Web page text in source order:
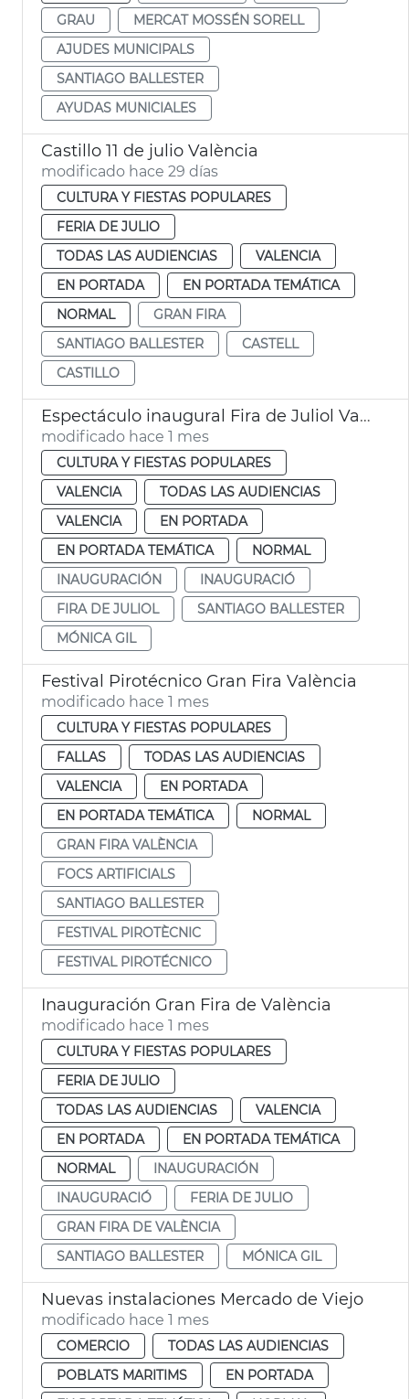
GRAU
MERCAT MOSSÉN SORELL
AJUDES MUNICIPALS
SANTIAGO BALLESTER
AYUDAS MUNICIALES
Castillo 11 de julio València
modificado hace 29 días
CULTURA Y FIESTAS POPULARES
FERIA DE JULIO
TODAS LAS AUDIENCIAS
VALENCIA
EN PORTADA
EN PORTADA TEMÁTICA
NORMAL
GRAN FIRA
SANTIAGO BALLESTER
CASTELL
CASTILLO
Espectáculo inaugural Fira de Juliol València
modificado hace 1 mes
CULTURA Y FIESTAS POPULARES
VALENCIA
TODAS LAS AUDIENCIAS
VALENCIA
EN PORTADA
EN PORTADA TEMÁTICA
NORMAL
INAUGURACIÓN
INAUGURACIÓ
FIRA DE JULIOL
SANTIAGO BALLESTER
MÓNICA GIL
Festival Pirotécnico Gran Fira València
modificado hace 1 mes
CULTURA Y FIESTAS POPULARES
FALLAS
TODAS LAS AUDIENCIAS
VALENCIA
EN PORTADA
EN PORTADA TEMÁTICA
NORMAL
GRAN FIRA VALÈNCIA
FOCS ARTIFICIALS
SANTIAGO BALLESTER
FESTIVAL PIROTÈCNIC
FESTIVAL PIROTÉCNICO
Inauguración Gran Fira de València
modificado hace 1 mes
CULTURA Y FIESTAS POPULARES
FERIA DE JULIO
TODAS LAS AUDIENCIAS
VALENCIA
EN PORTADA
EN PORTADA TEMÁTICA
NORMAL
INAUGURACIÓN
INAUGURACIÓ
FERIA DE JULIO
GRAN FIRA DE VALÈNCIA
SANTIAGO BALLESTER
MÓNICA GIL
Nuevas instalaciones Mercado de Viejo
modificado hace 1 mes
COMERCIO
TODAS LAS AUDIENCIAS
POBLATS MARITIMS
EN PORTADA